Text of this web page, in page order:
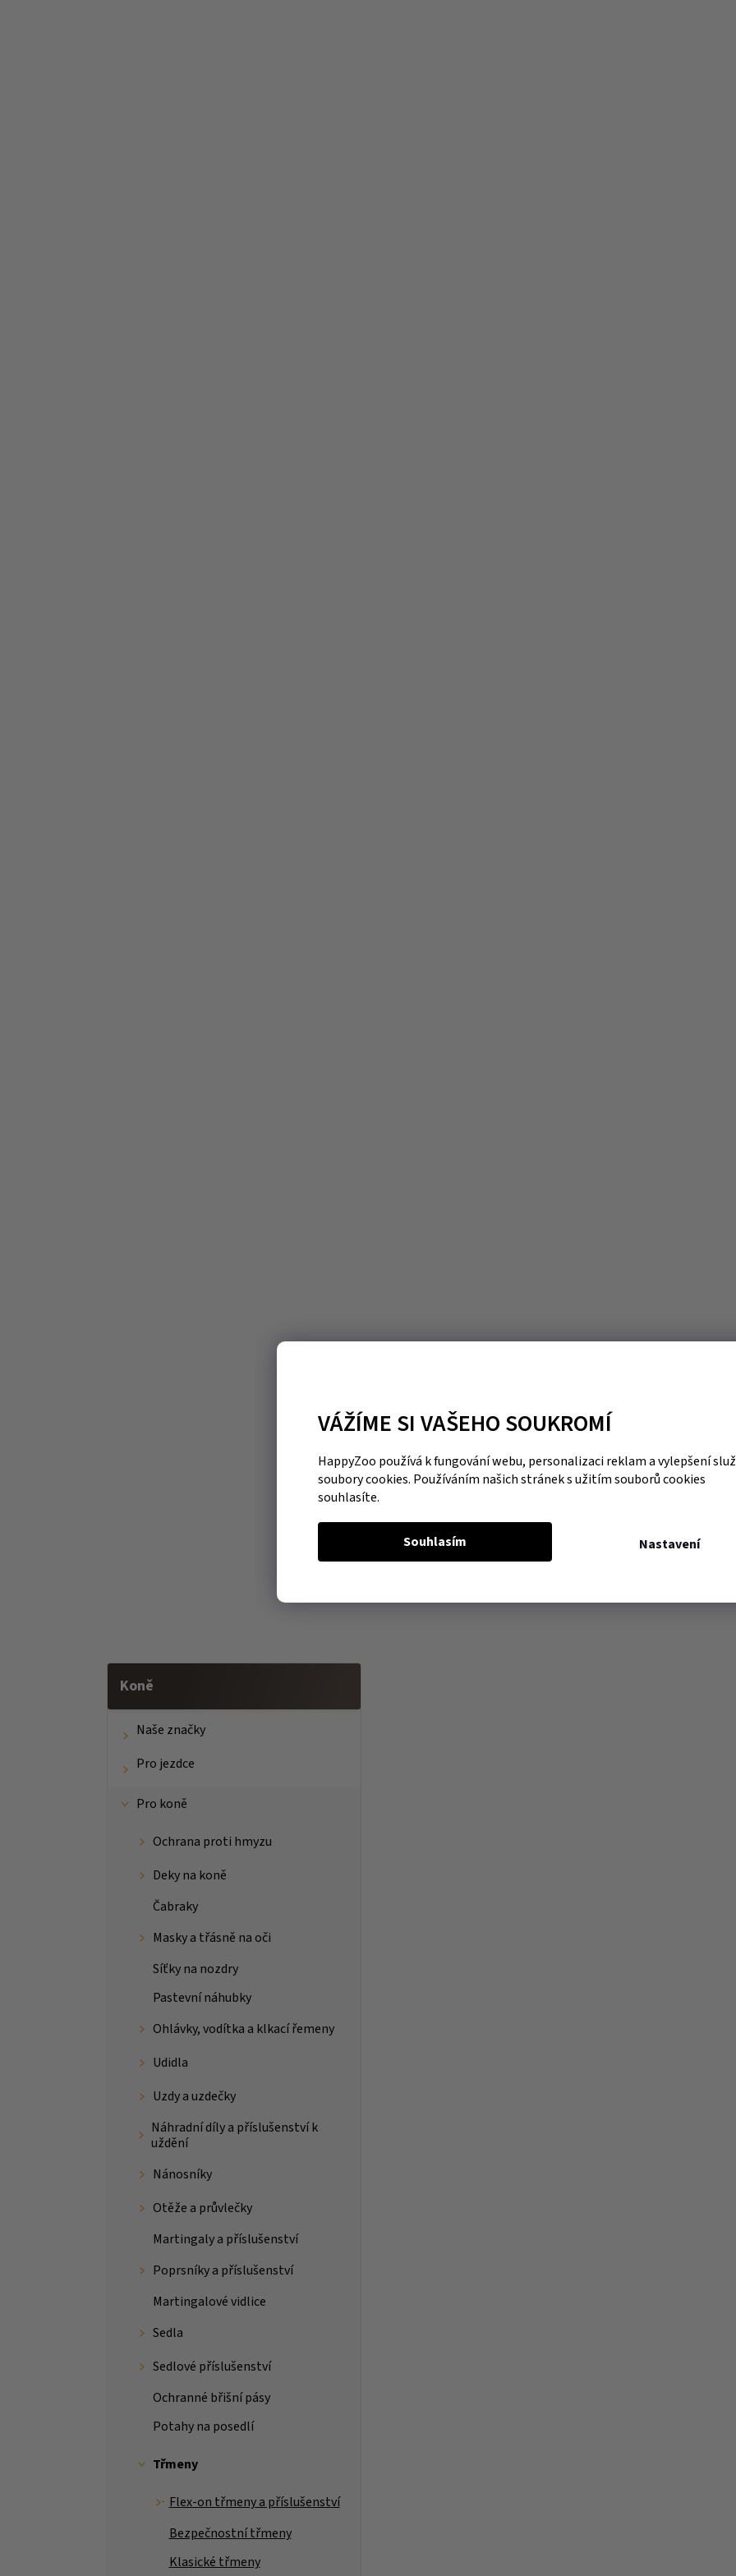
VÁŽÍME SI VAŠEHO SOUKROMÍ
HappyZoo používá k fungování webu, personalizaci reklam a vylepšení
soubory cookies. Používáním našich stránek s užitím souborů cookies
souhlasíte.
Nastavení
Souhlasím
Koně
Naše značky
Pro jezdce
Pro koně
Ochrana proti hmyzu
Deky na koně
Čabraky
Masky a třásně na oči
Síťky na nozdry
Pastevní náhubky
Ohlávky, vodítka a klkací řemeny
Udidla
Uzdy a uzdečky
Náhradní díly a příslušenství k
uždění
Nánosníky
Otěže a průvlečky
Martingaly a příslušenství
Poprsníky a příslušenství
Martingalové vidlice
Sedla
Sedlové příslušenství
Ochranné břišní pásy
Potahy na posedlí
Třmeny
Flex-on třmeny a příslušenství
Bezpečnostní třmeny
Klasické třmeny